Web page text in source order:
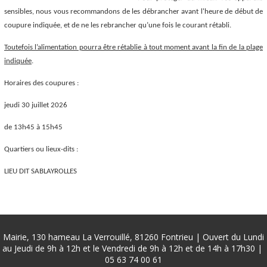
sensibles, nous vous recommandons de les débrancher avant l'heure de début de
coupure indiquée, et de ne les rebrancher qu’une fois le courant rétabli.
Toutefois l’alimentation pourra être rétablie à tout moment avant la fin de la plage
indiquée.
Horaires des coupures :
jeudi 30 juillet 2026
de 13h45 à 15h45
Quartiers ou lieux-dits :
LIEU DIT SABLAYROLLES
Mairie, 130 hameau La Verrouillé, 81260 Fontrieu | Ouvert du Lundi
au Jeudi de 9h à 12h et le Vendredi de 9h à 12h et de 14h à 17h30 |
05 63 74 00 61